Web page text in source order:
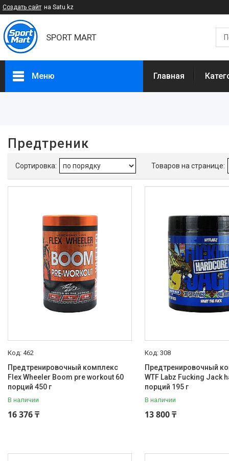
Создать сайт на Satu.kz
SPORT MART
Меню
Белки, Г
Размер порции, Гр
Наличие
В наличии 12
Производитель
Flex Wheeler 1
GSS Lab 2
Insane labz
Вид товара
Предтреник
Предтренировочные комплексы
Главная
Предтреник
462
Предтренировочный комплекс
Flex Wheeler Boom pre workout 60
порций 450 г
В наличии
16 376 ₸
308
Предтренировочный
WTF Labz Fucking Jack
порций 195 г
В наличии
13 800 ₸